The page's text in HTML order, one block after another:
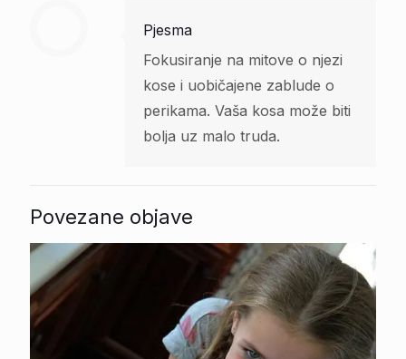
Pjesma
Fokusiranje na mitove o njezi
kose i uobičajene zablude o
perikama. Vaša kosa može biti
bolja uz malo truda.
Povezane objave